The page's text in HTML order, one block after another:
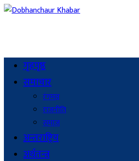
गृहपृष्ठ
समाचार
रंगमञ्च
राजनीति
समाज
अन्तराष्ट्रिय
अर्थतन्त्र